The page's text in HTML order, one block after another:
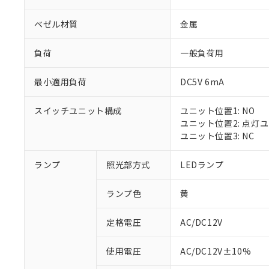
ベゼル材質 金属
負荷 一般負荷用
最小適用負荷 DC5V 6mA
スイッチユニット構成
ユニット位置1: NO
ユニット位置2: 点灯
ユニット位置3: NC
ランプ 照光部方式 LEDランプ
ランプ色 黄
定格電圧 AC/DC12V
使用電圧 AC/DC12V±10%
※1 対応状況